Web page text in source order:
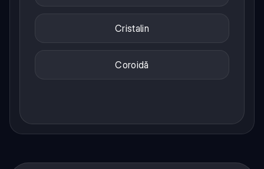
Cristalin
Coroidă